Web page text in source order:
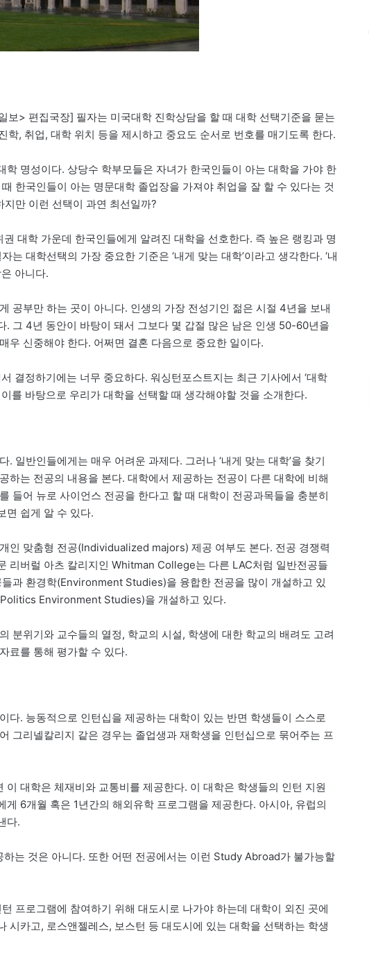
> 편집국장] 필자는 미국대학 진학상담을 할 때 대학 선택기준을 묻는
학, 취업, 대학 위치 등을 제시하고 중요도 순서로 번호를 매기도록 한다.
명성이다. 상당수 학부모들은 자녀가 한국인들이 아는 대학을 가야 한
한국인들이 아는 명문대학 졸업장을 가져야 취업을 잘 할 수 있다는 것
만 이런 선택이 과연 최선일까?
대학 가운데 한국인들에게 알려진 대학을 선호한다. 즉 높은 랭킹과 명
대학선택의 가장 중요한 기준은 ‘내게 맞는 대학’이라고 생각한다. ‘내
아니다.
공부만 하는 곳이 아니다. 인생의 가장 전성기인 젊은 시절 4년을 보내
. 그 4년 동안이 바탕이 돼서 그보다 몇 갑절 많은 남은 인생 50-60년을
우 신중해야 한다. 어쩌면 결혼 다음으로 중요한 일이다.
결정하기에는 너무 중요하다. 워싱턴포스트지는 최근 기사에서 ‘대학
를 바탕으로 우리가 대학을 선택할 때 생각해야할 것을 소개한다.
일반인들에게는 매우 어려운 과제다. 그러나 ‘내게 맞는 대학’을 찾기
하는 전공의 내용을 본다. 대학에서 제공하는 전공이 다른 대학에 비해
들어 뉴로 사이언스 전공을 한다고 할 때 대학이 전공과목들을 충분히
면 쉽게 알 수 있다.
인 맞춤형 전공(Individualized majors) 제공 여부도 본다. 전공 경쟁력
리버럴 아츠 칼리지인 Whitman College는 다른 LAC처럼 일반전공들
과 환경학(Environment Studies)을 융합한 전공을 많이 개설하고 있
Environment Studies)을 개설하고 있다.
분위기와 교수들의 열정, 학교의 시설, 학생에 대한 학교의 배려도 고려
료를 통해 평가할 수 있다.
다. 능동적으로 인턴십을 제공하는 대학이 있는 반면 학생들이 스스로
그리넬칼리지 같은 경우는 졸업생과 재학생을 인턴십으로 묶어주는 프
대학은 체재비와 교통비를 제공한다. 이 대학은 학생들의 인턴 지원
6개월 혹은 1년간의 해외유학 프로그램을 제공한다. 아시아, 유럽의
다.
는 것은 아니다. 또한 어떤 전공에서는 이런 Study Abroad가 불가능할
프로그램에 참여하기 위해 대도시로 나가야 하는데 대학이 외진 곳에
시카고, 로스앤젤레스, 보스턴 등 대도시에 있는 대학을 선택하는 학생